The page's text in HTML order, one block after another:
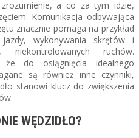
a co za tym idzie,
Komunikacja odbywająca
znacznie pomaga na przykład
wykonywania skrętów i
niekontrolowanych ruchów.
że do osiągnięcia idealnego
są również inne czynniki,
stanowi klucz do zwiększenia
WĘDZIDŁO?